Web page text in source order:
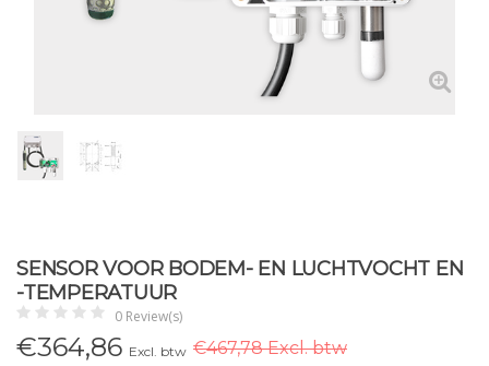
SENSOR VOOR BODEM- EN LUCHTVOCHT EN
-TEMPERATUUR
0 Review(s)
€364,86 Excl. btw €467,78 Excl. btw